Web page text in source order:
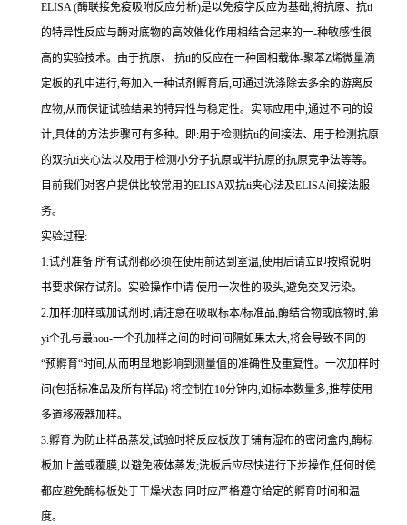
ELISA (酶联接免疫吸附反应分析)是以免疫学反应为基础,将抗原、 抗ti
的特异性反应与酶对底物的高效催化作用相结合起来的一-种敏感性很
高的实验技术。由于抗原、 抗ti的反应在一种固相载体-聚苯Z烯微量滴
定板的孔中进行,每加入一种试剂孵育后,可通过洗涤除去多余的游离反
应物,从而保证试验结果的特异性与稳定性。实际应用中,通过不同的设
计,具体的方法步骤可有多种。即:用于检测抗ti的间接法、用于检测抗原
的双抗ti夹心法以及用于检测小分子抗原或半抗原的抗原竞争法等等。
目前我们对客户提供比较常用的ELISA双抗ti夹心法及ELISA间接法服
务。
实验过程:
1.试剂准备:所有试剂都必须在使用前达到室温,使用后请立即按照说明
书要求保存试剂。实验操作中请 使用一次性的吸头,避免交叉污染。
2.加样:加样或加试剂时,请注意在吸取标本/标准品,酶结合物或底物时,第
yi个孔与最hou-一个孔加样之间的时间间隔如果太大,将会导致不同的
“预孵育“时间 ,从而明显地影响到测量值的准确性及重复性。 一次加样时
间 (包括标准品及所有样品) 将控制在10分钟内,如标本数量多,推荐使用
多道移液器加样。
3.孵育:为防止样品蒸发,试验时将反应板放于铺有湿布的密闭盒内,酶标
板加上盖或覆膜,以避免液体蒸发;洗板后应尽快进行下步操作,任何时侯
都应避免酶标板处于干燥状态: 同时应严格遵守给定的孵育时间和温
度。